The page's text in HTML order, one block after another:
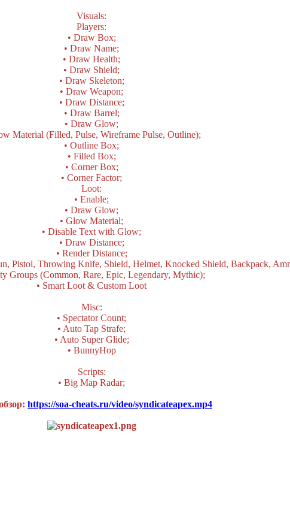
Visuals:
Players:
• Draw Box;
• Draw Name;
• Draw Health;
• Draw Shield;
• Draw Skeleton;
• Draw Weapon;
• Draw Distance;
• Draw Barrel;
• Draw Glow;
Material (Filled, Pulse, Wireframe Pulse, Outline);
• Outline Box;
• Filled Box;
• Corner Box;
• Corner Factor;
Loot:
• Enable;
• Draw Glow;
• Glow Material;
• Disable Text with Glow;
• Draw Distance;
• Render Distance;
Pistol, Throwing Knife, Shield, Helmet, Knocked Shield, Backpack,
Groups (Common, Rare, Epic, Legendary, Mythic);
• Smart Loot & Custom Loot
Misc:
• Spectator Count;
• Auto Tap Strafe;
• Auto Super Glide;
• BunnyHop
Scripts:
• Big Map Radar;
https://soa-cheats.ru/video/syndicateapex.mp4